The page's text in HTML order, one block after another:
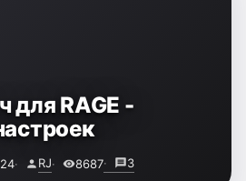
для RAGE -
RJ 8687 3